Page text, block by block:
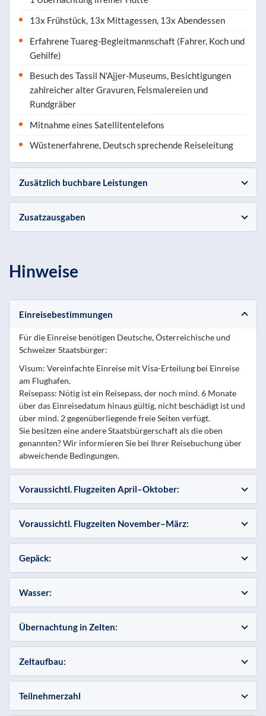
13x Frühstück, 13x Mittagessen, 13x Abendessen
Erfahrene Tuareg-Begleitmannschaft (Fahrer, Koch und
Gehilfe)
Besuch des Tassil N'Ajjer-Museums, Besichtigungen
zahlreicher alter Gravuren, Felsmalereien und
Rundgräber
Mitnahme eines Satellitentelefons
Wüstenerfahrene, Deutsch sprechende Reiseleitung
Zusätzlich buchbare Leistungen
Zusatzausgaben
Hinweise
Einreisebestimmungen
Für die Einreise benötigen Deutsche, Österreichische und
Schweizer Staatsbürger:
Visum: Vereinfachte Einreise mit Visa-Erteilung bei Einreise
am Flughafen.
Reisepass: Nötig ist ein Reisepass, der noch mind. 6 Monate
über das Einreisedatum hinaus gültig, nicht beschädigt ist und
über mind. 2 gegenüberliegende freie Seiten verfügt.
Sie besitzen eine andere Staatsbürgerschaft als die oben
genannten? Wir informieren Sie bei Ihrer Reisebuchung über
abweichende Bedingungen.
Voraussichtl. Flugzeiten April–Oktober:
Voraussichtl. Flugzeiten November–März:
Gepäck:
Wasser:
Übernachtung in Zelten:
Zeltaufbau:
Teilnehmerzahl